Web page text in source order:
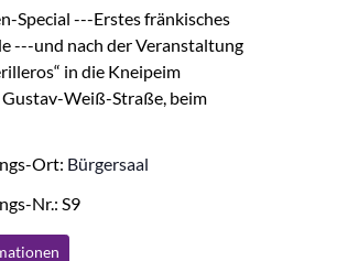
Special ---Erstes fränkisches
---und nach der Veranstaltung
in die Kneipeim
Gustav-Weiß-Straße, beim
Ort: Bürgersaal
Nr.: S9